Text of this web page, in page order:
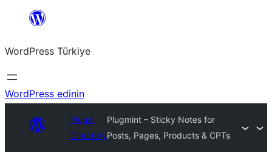
İçeriğe
WordPress Türkiye
WordPress edinin
Plugin
Directory
Plugmint – Sticky Notes for
Posts, Pages, Products & CPTs